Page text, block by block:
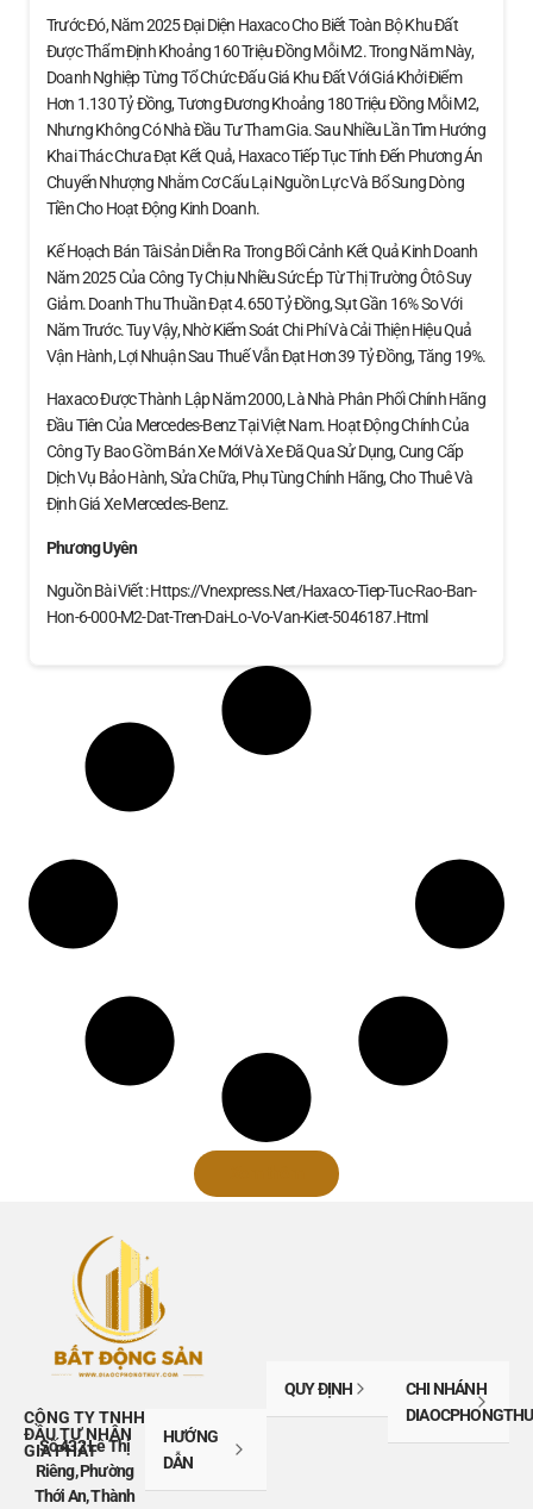
Trước Đó, Năm 2025 Đại Diện Haxaco Cho Biết Toàn Bộ Khu Đất
Được Thẩm Định Khoảng 160 Triệu Đồng Mỗi M2. Trong Năm Này,
Doanh Nghiệp Từng Tổ Chức Đấu Giá Khu Đất Với Giá Khởi Điểm
Hơn 1.130 Tỷ Đồng, Tương Đương Khoảng 180 Triệu Đồng Mỗi M2,
Nhưng Không Có Nhà Đầu Tư Tham Gia. Sau Nhiều Lần Tìm Hướng
Khai Thác Chưa Đạt Kết Quả, Haxaco Tiếp Tục Tính Đến Phương Án
Chuyển Nhượng Nhằm Cơ Cấu Lại Nguồn Lực Và Bổ Sung Dòng
Tiền Cho Hoạt Động Kinh Doanh.
Kế Hoạch Bán Tài Sản Diễn Ra Trong Bối Cảnh Kết Quả Kinh Doanh
Năm 2025 Của Công Ty Chịu Nhiều Sức Ép Từ Thị Trường Ôtô Suy
Giảm. Doanh Thu Thuần Đạt 4.650 Tỷ Đồng, Sụt Gần 16% So Với
Năm Trước. Tuy Vậy, Nhờ Kiểm Soát Chi Phí Và Cải Thiện Hiệu Quả
Vận Hành, Lợi Nhuận Sau Thuế Vẫn Đạt Hơn 39 Tỷ Đồng, Tăng 19%.
Haxaco Được Thành Lập Năm 2000, Là Nhà Phân Phối Chính Hãng
Đầu Tiên Của Mercedes-Benz Tại Việt Nam. Hoạt Động Chính Của
Công Ty Bao Gồm Bán Xe Mới Và Xe Đã Qua Sử Dụng, Cung Cấp
Dịch Vụ Bảo Hành, Sửa Chữa, Phụ Tùng Chính Hãng, Cho Thuê Và
Định Giá Xe Mercedes‑Benz.
Phương Uyên
Nguồn Bài Viết : Https://vnexpress.net/haxaco-Tiep-Tuc-Rao-Ban-
Hon-6-000-M2-Dat-Tren-Dai-Lo-Vo-Van-Kiet-5046187.html
CÔNG TY TNHH
ĐẦU TƯ NHÂN
GIA PHÁT
Số 432 Lê Thị
Riêng, Phường
Thới An, Thành
HƯỚNG
DẪN
QUY ĐỊNH
CHI NHÁNH